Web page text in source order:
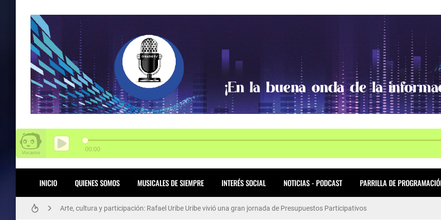
INICIO QUIENES SOMOS MUSICALES DE SIEMPRE INTERÉS SOCIAL NOTICIAS - PODCAST PARRILLA DE
Arte, cultura y participación: Rafael Uribe Uribe vivió una gran jornada de Presupuestos Participativos
El poder del aprendizaje SENA brilla en Chile: 14 medallas en WorldSkills Américas